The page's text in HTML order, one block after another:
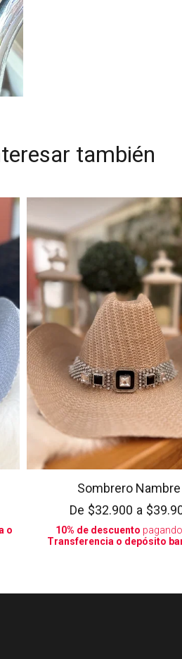
también
o
Sombrero Nambre
De $32.900 a
10% de descuento
Transferencia o depósito